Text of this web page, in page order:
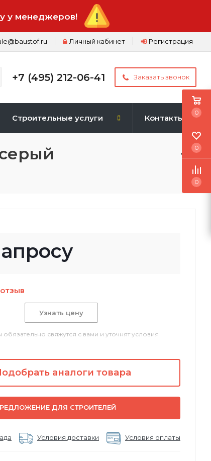
у менеджеров!
Регистрация
Личный кабинет
+7 (495) 212-06-41 Заказать звонок
Строительные услуги Контакты
отзыв
Узнать цену
свяжутся с вами и уточнят условия
аналоги товара
ДЛЯ СТРОИТЕЛЕЙ
Условия доставки Условия оплаты
0
0
0